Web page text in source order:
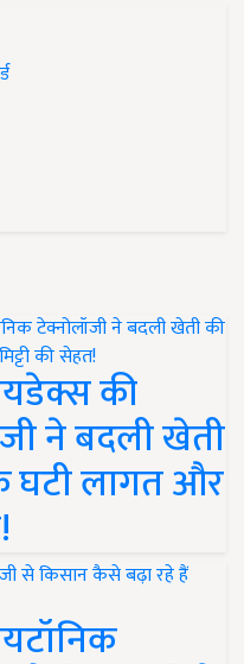
की
ने बदली खेती
घटी लागत और